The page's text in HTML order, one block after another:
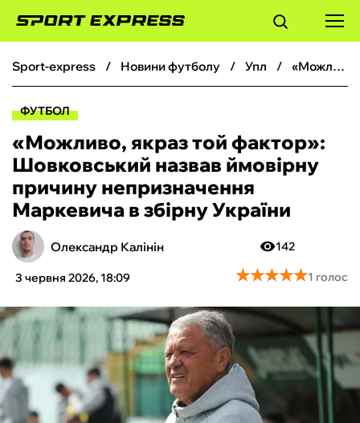
ФУТБОЛ
БОКС
ХОКЕЙ
ТЕНІС
КІБЕРСПОРТ
ЧС-2026
ФУТЗАЛ
sport-express новини футболу упл «Можливо, якраз той фактор»: Шовковський назвав ймовірну причину непризначення Маркевича в збірну України
ФУТБОЛ
«Можливо, якраз той фактор»:
Шовковський назвав ймовірну
причину непризначення
Маркевича в збірну України
Олександр Калінін
3 червня 2026, 18:09
142
★★★★★
★★★★★1 голос